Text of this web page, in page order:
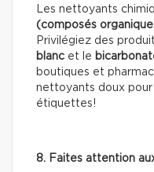
Les nettoyants
(composés
Privilégiez des
blanc et le
boutiques et
nettoyants doux pour
étiquettes!
8. Faites attention